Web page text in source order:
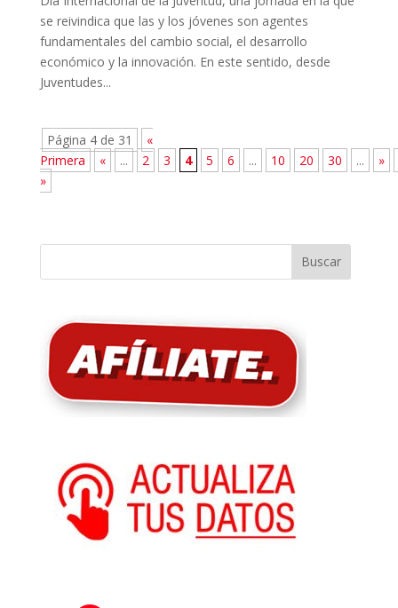
se reivindica que las y los jóvenes son agentes
fundamentales del cambio social, el desarrollo
económico y la innovación. En este sentido, desde
Juventudes...
Página 4 de 31
«
Primera
« ... 2 3 4 5 6 ... 10 20 30 ...
»
»